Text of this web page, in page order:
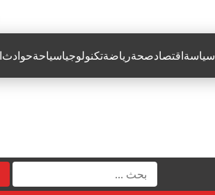
سياسةاقتصادصحةرياضةتكنولوجياسياحةحوادث